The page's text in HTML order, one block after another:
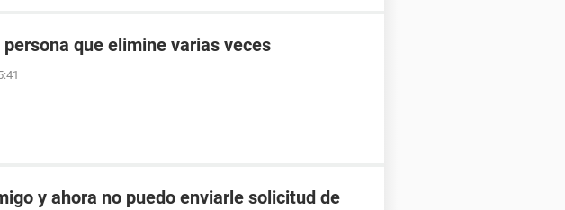
que elimine varias veces
y ahora no puedo enviarle solicitud de